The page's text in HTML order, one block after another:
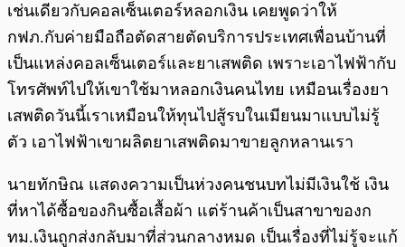
เช่นเดียวกับคอลเซ็นเตอร์หลอกเงิน เคยพูดว่าให้
กฟภ.กับค่ายมือถือตัดสายตัดบริการประเทศเพื่อนบ้านที่
เป็นแหล่งคอลเซ็นเตอร์และยาเสพติด เพราะเอาไฟฟ้ากับ
โทรศัพท์ไปให้เขาใช้มาหลอกเงินคนไทย เหมือนเรื่องยา
เสพติดวันนี้เราเหมือนให้ทุนไปสู้รบในเมียนมาแบบไม่รู้
ตัว เอาไฟฟ้าเขาผลิตยาเสพติดมาขายลูกหลานเรา
นายทักษิณ แสดงความเป็นห่วงคนชนบทไม่มีเงินใช้ เงิน
ที่หาได้ซื้อของกินซื้อเสื้อผ้า แต่ร้านค้าเป็นสาขาของก
ทม.เงินถูกส่งกลับมาที่ส่วนกลางหมด เป็นเรื่องที่ไม่รู้จะแก้